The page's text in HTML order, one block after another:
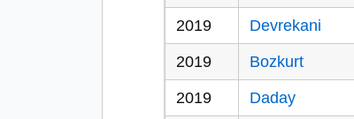
2019 Devrekani
2019 Bozkurt
2019 Daday